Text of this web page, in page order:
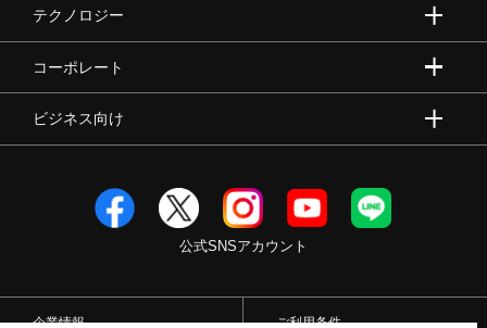
テクノロジー
コーポレート
ビジネス向け
公式SNSアカウント
企業情報 ご利用条件